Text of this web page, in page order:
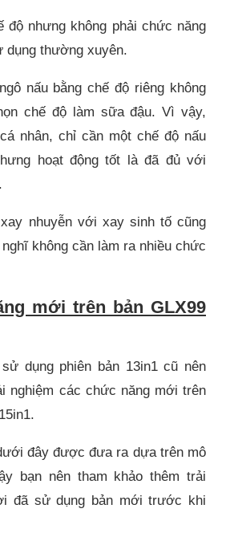
độ nhưng không phải chức năng
dụng thường xuyên.
nấu bằng chế độ riêng không
chế độ làm sữa đậu. Vì vậy,
nhân, chỉ cần một chế độ nấu
hoạt động tốt là đã đủ với
nhuyễn với xay sinh tố cũng
không cần làm ra nhiều chức
mới trên bản GLX99
dụng phiên bản 13in1 cũ nên
nghiệm các chức năng mới trên
đây được đưa ra dựa trên mô
bạn nên tham khảo thêm trải
đã sử dụng bản mới trước khi